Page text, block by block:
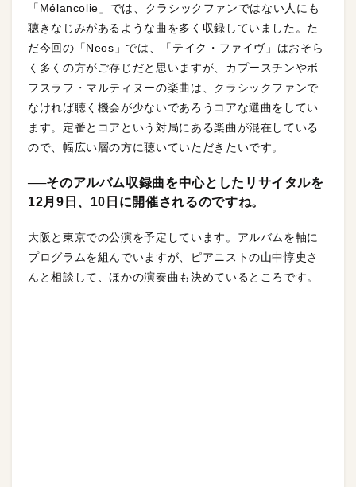
「Mélancolie」では、クラシックファンではない人にも
聴きなじみがあるような曲を多く収録していました。た
だ今回の「Neos」では、「テイク・ファイヴ」はおそら
く多くの方がご存じだと思いますが、カプースチンやボ
フスラフ・マルティヌーの楽曲は、クラシックファンで
なければ聴く機会が少ないであろうコアな選曲をしてい
ます。定番とコアという対局にある楽曲が混在している
ので、幅広い層の方に聴いていただきたいです。
──そのアルバム収録曲を中心としたリサイタルを
12月9日、10日に開催されるのですね。
大阪と東京での公演を予定しています。アルバムを軸に
プログラムを組んでいますが、ピアニストの山中惇史さ
んと相談して、ほかの演奏曲も決めているところです。